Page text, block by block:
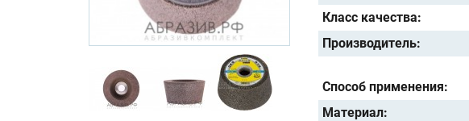
Класс качества:
Производитель:
Способ применения:
Материал: